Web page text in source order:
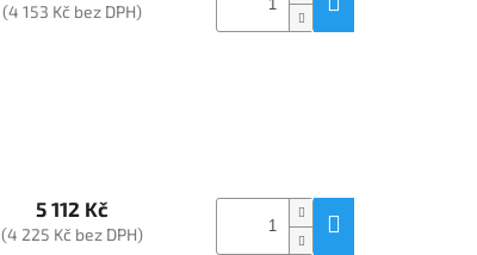
(4 153 Kč bez DPH)
5 112 Kč
(4 225 Kč bez DPH)